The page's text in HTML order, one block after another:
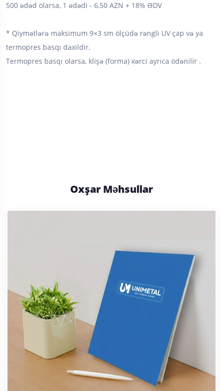
500 ədəd olarsa, 1 ədədi - 6,50 AZN + 18% ƏDV
* Qiymətlərə maksimum 9×3 sm ölçüdə rəngli UV çap və ya
termopres basqı daxildir.
Termopres basqı olarsa, klişə (forma) xərci ayrıca ödənilir .
Oxşar Məhsullar